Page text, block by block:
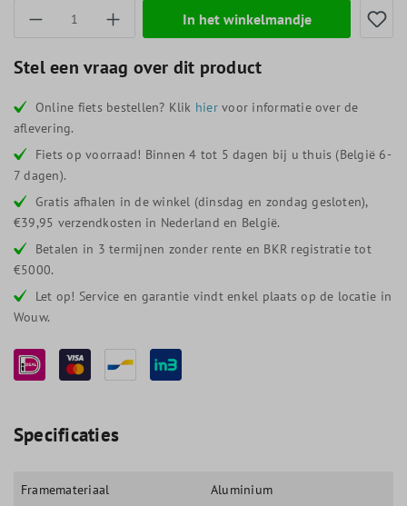
Producthoeveelheid: Voer de gewenste
In het winkelmandje
Stel een vraag over dit product
Online fiets bestellen? Klik hiervoor informatie over de
aflevering.
Fiets op voorraad! Binnen 4 tot 5 dagen bij u thuis (België 6-
7 dagen).
Gratis afhalen in de winkel (dinsdag en zondag gesloten),
€39,95 verzendkosten in Nederland en België.
Betalen in 3 termijnen zonder rente en BKR registratie tot
€5000.
Let op! Service en garantie vindt enkel plaats op de locatie in
Wouw.
Specificaties
Framemateriaal Aluminium